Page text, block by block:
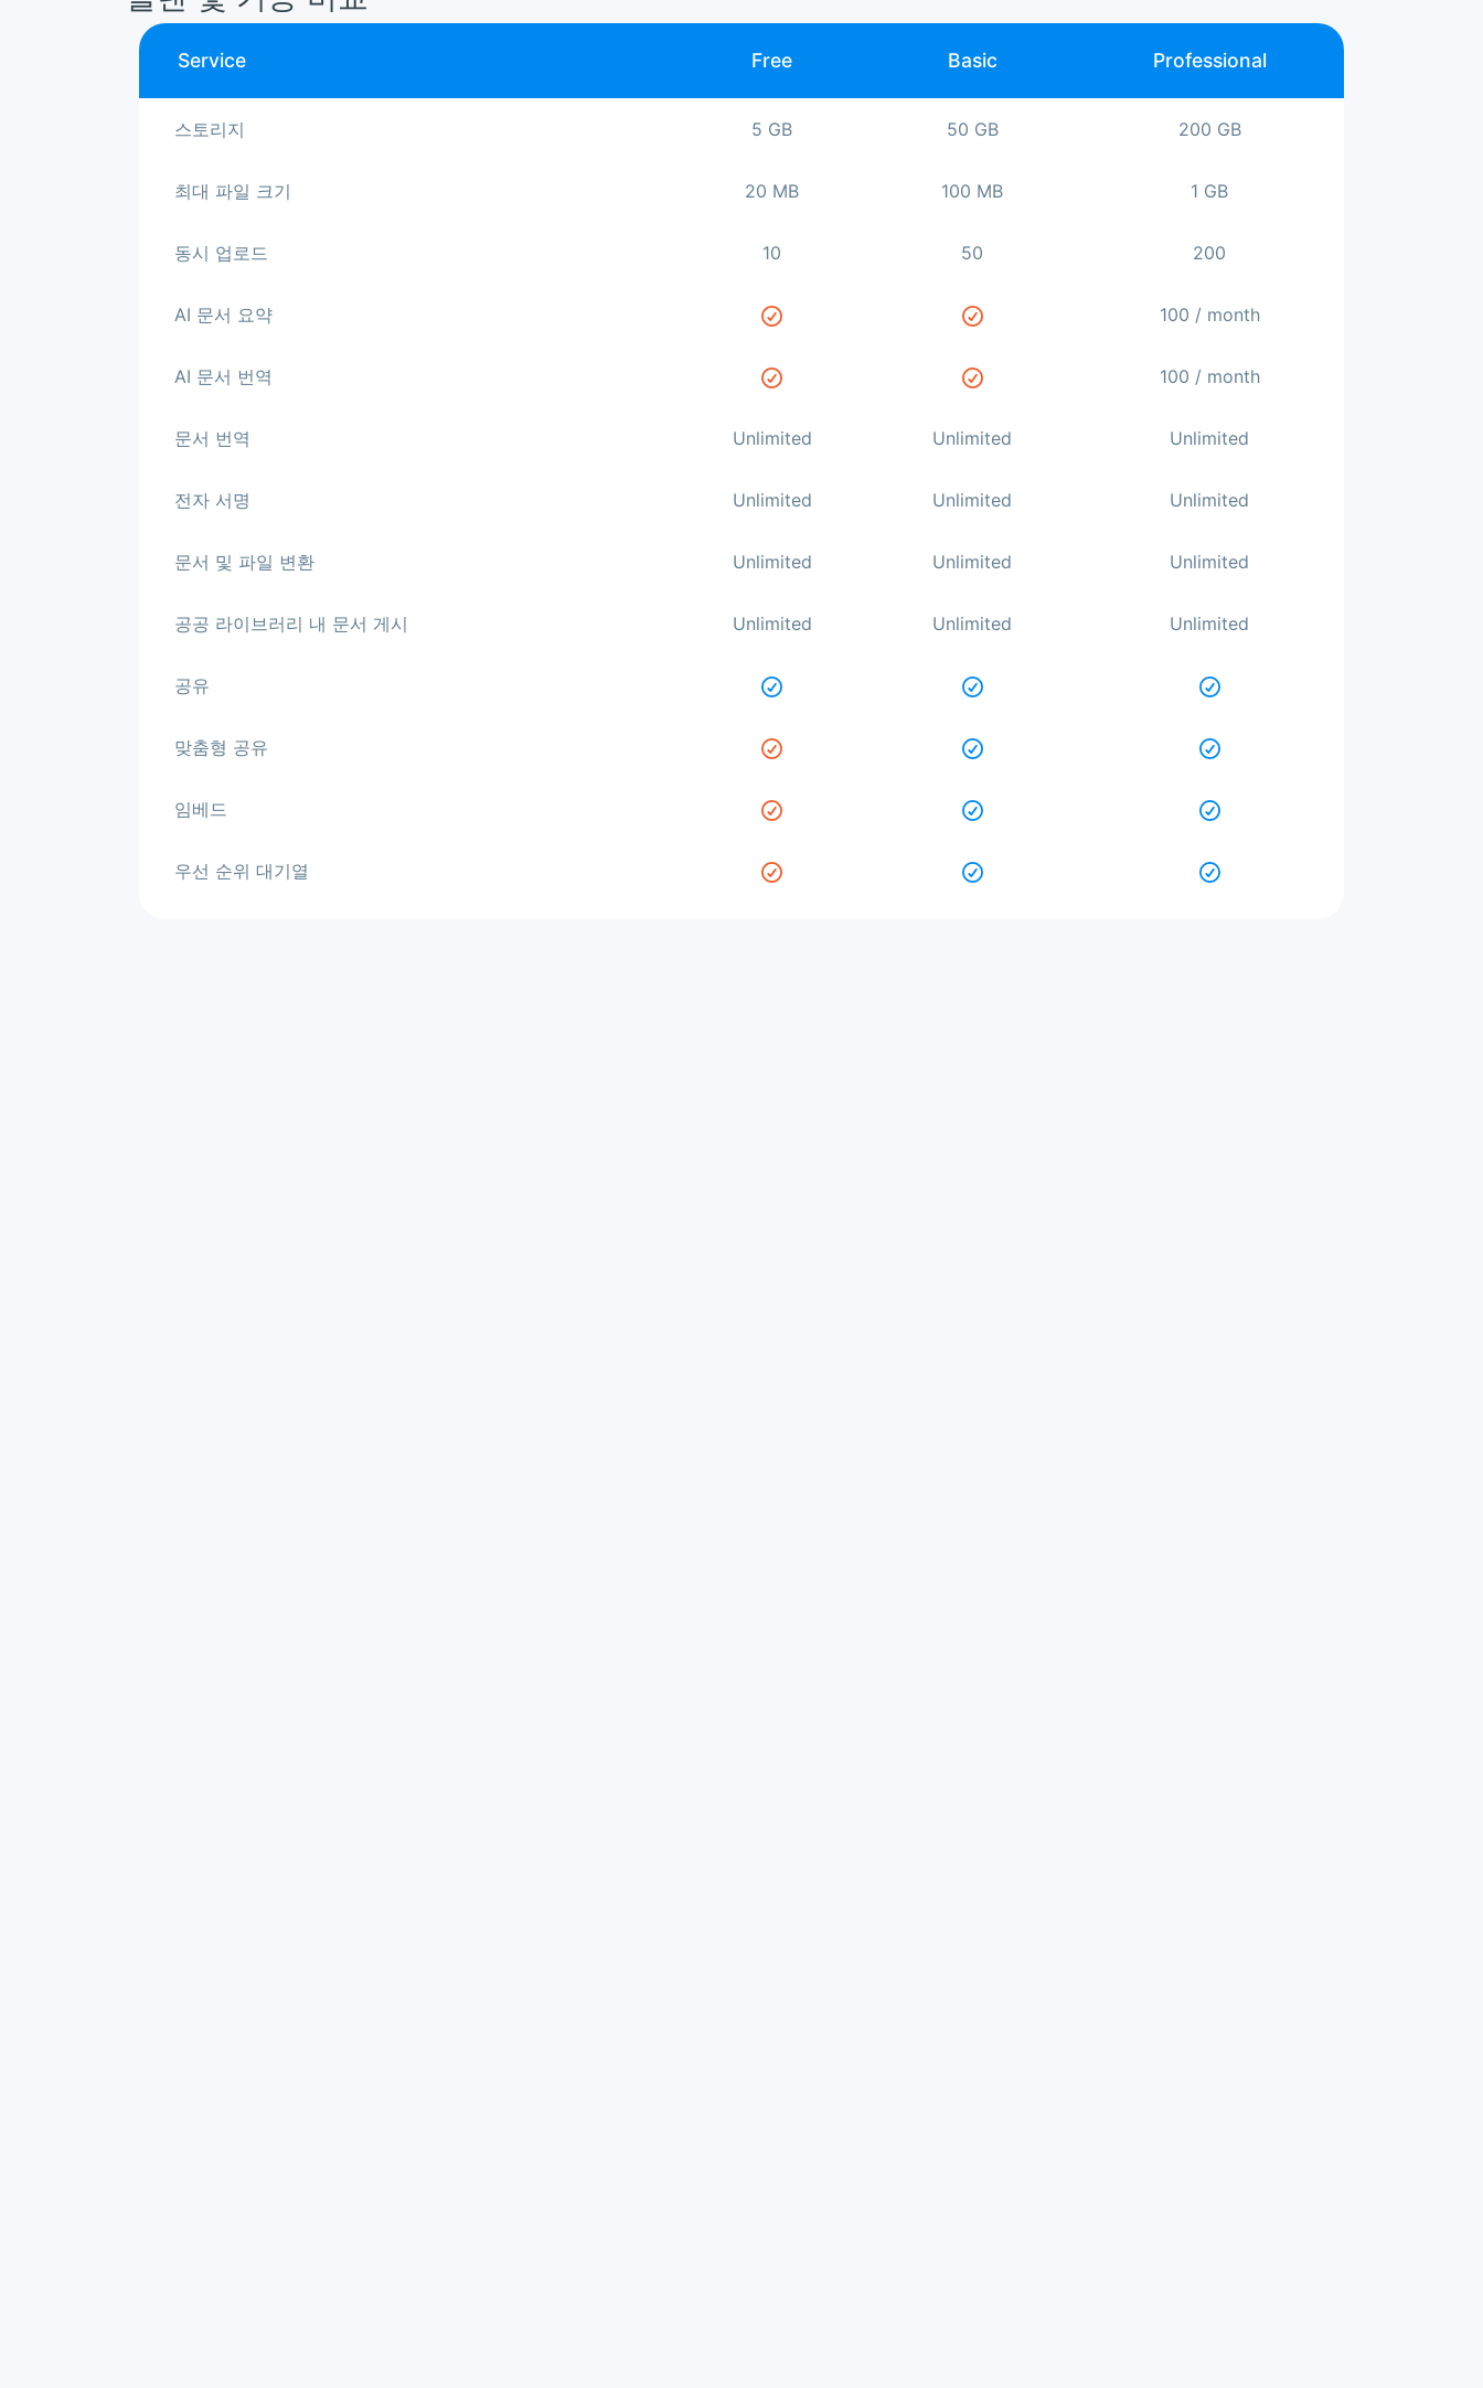
Service
스토리지
최대 파일 크기
동시 업로드
AI 문서 요약
AI 문서 번역
문서 번역
전자 서명
문서 및 파일 변환
공공 라이브러리 내 문서 게시
공유
맞춤형 공유
임베드
우선 순위 대기열
Free
5 GB
20 MB
10
Unlimited
Unlimited
Unlimited
Unlimited
Basic
50 GB
100 MB
50
Unlimited
Unlimited
Unlimited
Unlimited
Professional
200 GB
1 GB
200
100 / month
100 / month
Unlimited
Unlimited
Unlimited
Unlimited